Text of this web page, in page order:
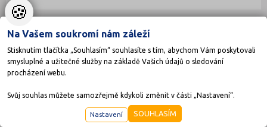
KRAJSKÉ
🍪
Na Vašem soukromí nám záleží
Stisknutím tlačítka „Souhlasím“ souhlasíte s tím, abychom Vám poskytovali
smysluplné a užitečné služby na základě Vašich údajů o sledování
procházení webu.
Svůj souhlas můžete samozřejmě kdykoli změnit v části „Nastavení“.
Nastavení SOUHLASÍM